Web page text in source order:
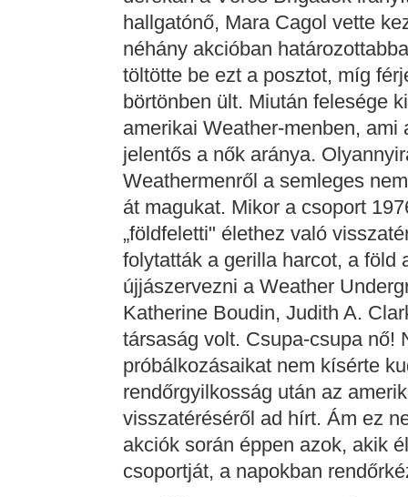
hallgatónő, Mara Cagol vette
néhány akcióban
töltötte be ezt a posztot, míg
börtönben ült. Miután felesége
amerikai Weather-menben,
jelentős a nők aránya.
Weathermenről a semleges
át magukat. Mikor a csoport
„földfeletti" élethez való
folytatták a gerilla harcot, a föld
újjászervezni a Weather
Katherine Boudin, Judith A.
társaság volt. Csupa-csupa nő!
próbálkozásaikat nem kísérte
rendőrgyilkosság után az
visszatéréséről ad hírt. Ám ez
akciók során éppen azok, akik
csoportját, a napokban